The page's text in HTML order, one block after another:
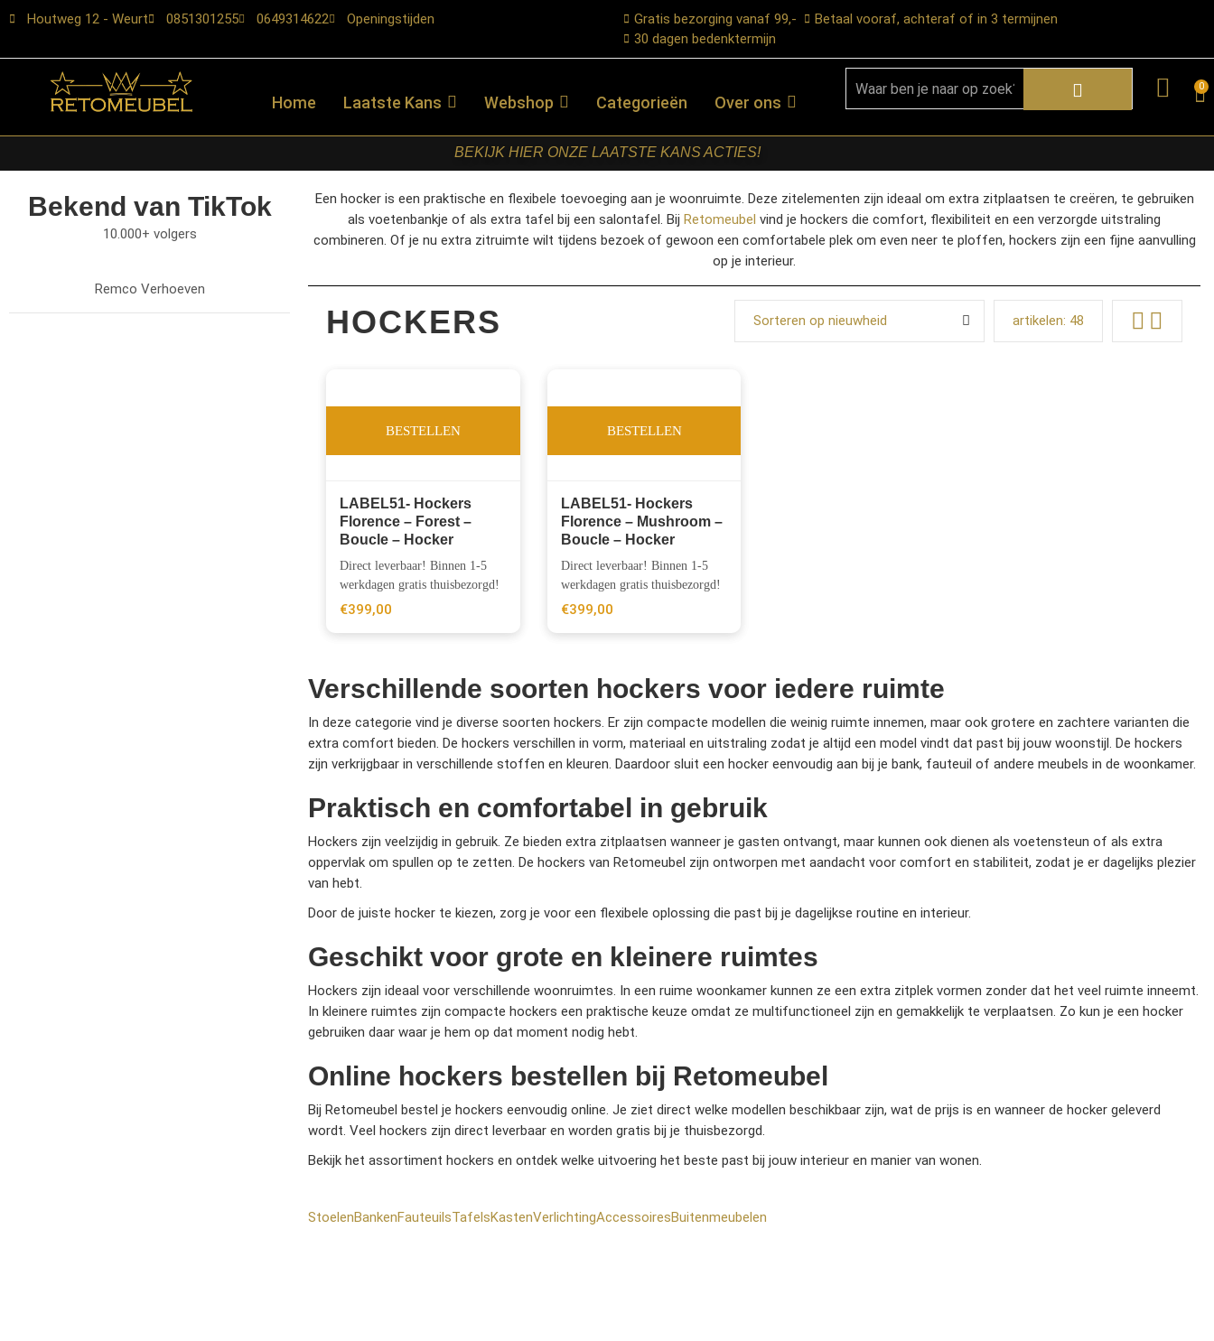
Houtweg 12 - Weurt 0851301255 0649314622 Openingstijden Gratis bezorging vanaf 99,-
Betaal vooraf, achteraf of in 3 termijnen
30 dagen bedenktermijn
Home Laatste Kans Webshop Categorieën Over ons
0
BEKIJK HIER ONZE LAATSTE KANS ACTIES!
Bekend van TikTok
10.000+ volgers
Remco Verhoeven
Een hocker is een praktische en flexibele toevoeging aan je woonruimte. Deze zitelementen zijn ideaal om extra zitplaatsen te creëren, te gebruiken
als voetenbankje of als extra tafel bij een salontafel. BijRetomeubel vind je hockers die comfort, flexibiliteit en een verzorgde uitstraling
combineren. Of je nu extra zitruimte wilt tijdens bezoek of gewoon een comfortabele plek om even neer te ploffen, hockers zijn een fijne aanvulling
op je interieur.
HOCKERS Sorteren op nieuwheid artikelen: 48
BESTELLEN
LABEL51- Hockers
Florence – Forest –
Boucle – Hocker
Direct leverbaar! Binnen 1-5
werkdagen gratis thuisbezorgd!
€399,00
BESTELLEN
LABEL51- Hockers
Florence – Mushroom –
Boucle – Hocker
Direct leverbaar! Binnen 1-5
werkdagen gratis thuisbezorgd!
€399,00
Verschillende soorten hockers voor iedere ruimte
In deze categorie vind je diverse soorten hockers. Er zijn compacte modellen die weinig ruimte innemen, maar ook grotere en zachtere varianten die
extra comfort bieden. De hockers verschillen in vorm, materiaal en uitstraling zodat je altijd een model vindt dat past bij jouw woonstijl. De hockers
zijn verkrijgbaar in verschillende stoffen en kleuren. Daardoor sluit een hocker eenvoudig aan bij je bank, fauteuil of andere meubels in de woonkamer.
Praktisch en comfortabel in gebruik
Hockers zijn veelzijdig in gebruik. Ze bieden extra zitplaatsen wanneer je gasten ontvangt, maar kunnen ook dienen als voetensteun of als extra
oppervlak om spullen op te zetten. De hockers van Retomeubel zijn ontworpen met aandacht voor comfort en stabiliteit, zodat je er dagelijks plezier
van hebt.
Door de juiste hocker te kiezen, zorg je voor een flexibele oplossing die past bij je dagelijkse routine en interieur.
Geschikt voor grote en kleinere ruimtes
Hockers zijn ideaal voor verschillende woonruimtes. In een ruime woonkamer kunnen ze een extra zitplek vormen zonder dat het veel ruimte inneemt.
In kleinere ruimtes zijn compacte hockers een praktische keuze omdat ze multifunctioneel zijn en gemakkelijk te verplaatsen. Zo kun je een hocker
gebruiken daar waar je hem op dat moment nodig hebt.
Online hockers bestellen bij Retomeubel
Bij Retomeubel bestel je hockers eenvoudig online. Je ziet direct welke modellen beschikbaar zijn, wat de prijs is en wanneer de hocker geleverd
wordt. Veel hockers zijn direct leverbaar en worden gratis bij je thuisbezorgd.
Bekijk het assortiment hockers en ontdek welke uitvoering het beste past bij jouw interieur en manier van wonen.
StoelenBankenFauteuilsTafelsKastenVerlichtingAccessoiresBuitenmeubelen